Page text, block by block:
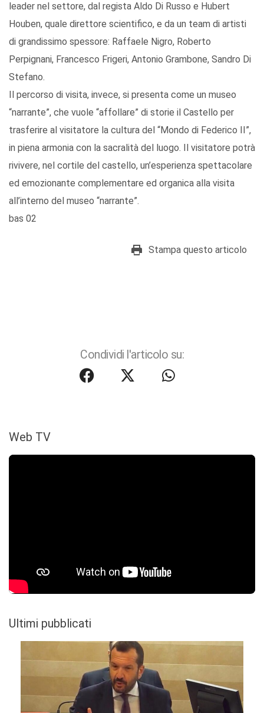
leader nel settore, dal regista Aldo Di Russo e Hubert
Houben, quale direttore scientifico, e da un team di artisti
di grandissimo spessore: Raffaele Nigro, Roberto
Perpignani, Francesco Frigeri, Antonio Grambone, Sandro Di
Stefano.
Il percorso di visita, invece, si presenta come un museo
“narrante”, che vuole “affollare” di storie il Castello per
trasferire al visitatore la cultura del “Mondo di Federico II”,
in piena armonia con la sacralità del luogo. Il visitatore potrà
rivivere, nel cortile del castello, un’esperienza spettacolare
ed emozionante complementare ed organica alla visita
all’interno del museo “narrante”.
bas 02
Stampa questo articolo
Condividi l'articolo su:
Web TV
Ultimi pubblicati